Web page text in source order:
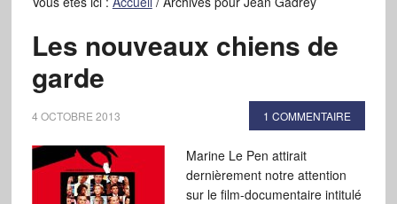
Les nouveaux chiens de
garde
4 OCTOBRE 2013 1 COMMENTAIRE
Marine Le Pen attirait
dernièrement notre attention
sur le film-documentaire intitulé